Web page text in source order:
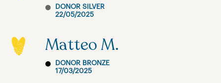
DONOR SILVER
22/05/2025
Matteo M.
DONOR BRONZE
17/03/2025